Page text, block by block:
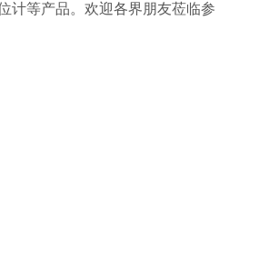
计等产品。欢迎各界朋友莅临参